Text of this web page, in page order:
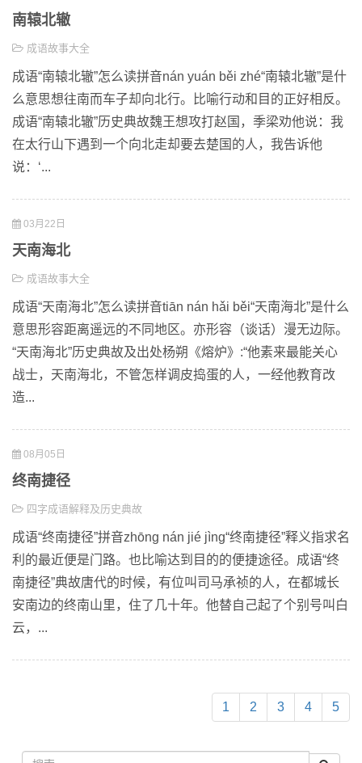
南辕北辙
成语故事大全
成语“南辕北辙”怎么读拼音nán yuán běi zhé“南辕北辙”是什
么意思想往南而车子却向北行。比喻行动和目的正好相反。
成语“南辕北辙”历史典故魏王想攻打赵国，季梁劝他说：我
在太行山下遇到一个向北走却要去楚国的人，我告诉他
说：‘...
03月22日
天南海北
成语故事大全
成语“天南海北”怎么读拼音tiān nán hǎi běi“天南海北”是什么
意思形容距离遥远的不同地区。亦形容（谈话）漫无边际。
“天南海北”历史典故及出处杨朔《熔炉》:“他素来最能关心
战士，天南海北，不管怎样调皮捣蛋的人，一经他教育改
造...
08月05日
终南捷径
四字成语解释及历史典故
成语“终南捷径”拼音zhōng nán jié jìng“终南捷径”释义指求名
利的最近便是门路。也比喻达到目的的便捷途径。成语“终
南捷径”典故唐代的时候，有位叫司马承祯的人，在都城长
安南边的终南山里，住了几十年。他替自己起了个别号叫白
云，...
1 2 3 4 5